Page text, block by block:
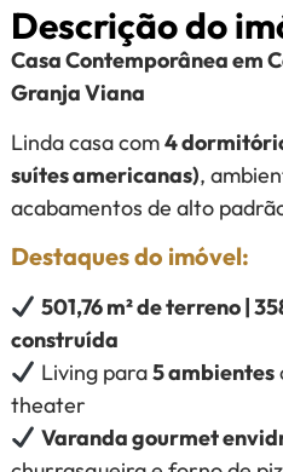
Descrição do
Casa Contemporânea em
Granja Viana
Linda casa com4
suítes americanas),
acabamentos de alto
Destaques do imóvel:
501,76 m² de terreno |
construída
Living para5 ambientes
theater
Varanda gourmet